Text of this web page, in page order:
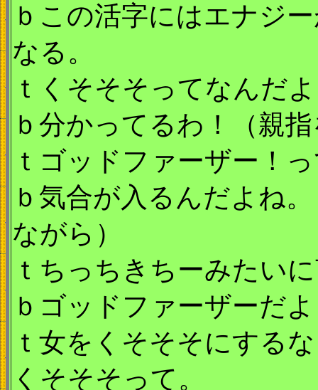
ｂこの活字にはエナジ
なる。
ｔくそそそってなんだ
ｂ分かってるわ！（親
ｔゴッドファーザー！
ｂ気合が入るんだよね
ながら）
ｔちっちきちーみたい
ｂゴッドファーザーだ
ｔ女をくそそそにする
くそそそって。